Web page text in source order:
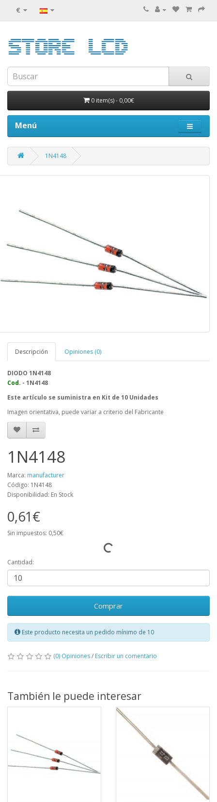
€
0 item(s)- 0,00€
Menú
1N4148
Descripción Opiniones (0)
DIODO 1N4148
Cod. - 1N4148
Este artículo se suministra en Kit de 10 Unidades
Imagen orientativa, puede variar a criterio del Fabricante
1N4148
Marca: manufacturer
Código: 1N4148
Disponibilidad: En Stock
0,61€
Sin impuestos: 0,50€
Cantidad:
Comprar
Este producto necesita un pedido mínimo de 10
(0) Opiniones/ Escribir un comentario
También le puede interesar